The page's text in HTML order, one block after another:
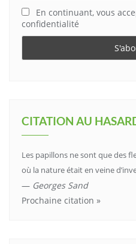
En continuant, vous
confidentialité
CITATION AU
Les papillons ne sont que des
où la nature était en veine
— Georges Sand
Prochaine citation »